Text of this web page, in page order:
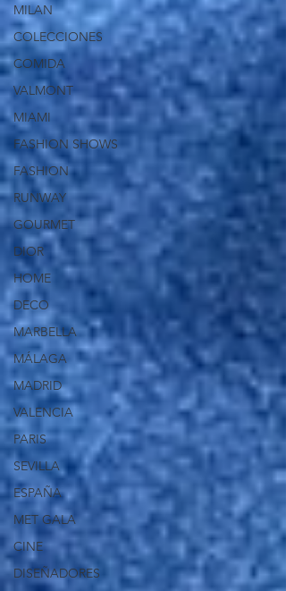
MILAN
COLECCIONES
COMIDA
VALMONT
MIAMI
FASHION SHOWS
FASHION
RUNWAY
GOURMET
DIOR
HOME
DECO
MARBELLA
MÁLAGA
MADRID
VALENCIA
PARIS
SEVILLA
ESPAÑA
MET GALA
CINE
DISEÑADORES